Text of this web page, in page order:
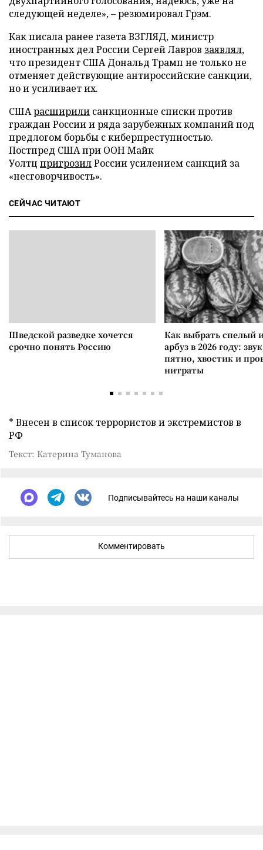
следующей неделе», – резюмировал Грэм.
Как писала ранее газета ВЗГЛЯД, министр
иностранных дел России Сергей Лавров заявлял,
что президент США Дональд Трамп не только не
отменяет действующие антироссийские санкции,
но и усиливает их.
СШАрасширили санкционные списки против
граждан России и ряда зарубежных компаний под
предлогом борьбы с киберпреступностью.
Постпред США при ООН Майк
Уолтц пригрозилРоссии усилением санкций за
«несговорчивость».
СЕЙЧАС ЧИТАЮТ
Шведской разведке хочется
срочно понять Россию
Как выбрать спелый
арбуз в 2026 году:
пятно, хвостик и
нитраты
* Внесен в список террористов и экстремистов в
РФ
Текст: Катерина Туманова
Подписывайтесь на наши каналы
Комментировать